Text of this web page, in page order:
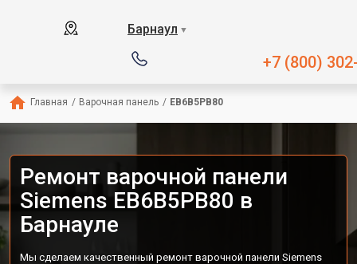
Барнаул ▼
+7 (800)
Главная / Варочная панель / EB6B5PB80
Ремонт варочной панели
Siemens EB6B5PB80 в
Барнауле
Мы сделаем качественный ремонт варочной панели Siemens